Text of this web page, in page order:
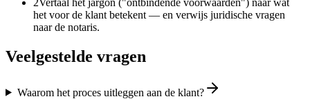
2Vertaal het jargon ("ontbindende voorwaarden") naar wat
het voor de klant betekent — en verwijs juridische vragen
naar de notaris.
Veelgestelde vragen
Waarom het proces uitleggen aan de klant?